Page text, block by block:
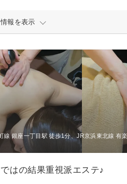
報を表示
線 銀座一丁目駅 徒歩1分、JR京浜東北線 有
はの結果重視派エステ♪